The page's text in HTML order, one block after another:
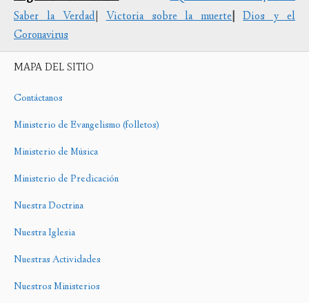
Saber la Verdad|Victoria sobre la muerte|
Dios y el
Coronavirus
MAPA DEL SITIO
Contáctanos
Ministerio de Evangelismo (folletos)
Ministerio de Música
Ministerio de Predicación
Nuestra Doctrina
Nuestra Iglesia
Nuestras Actividades
Nuestros Ministerios